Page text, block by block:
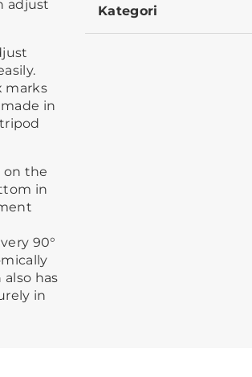
adjust
marks
in
on the
in
90°
has
in
Kategori